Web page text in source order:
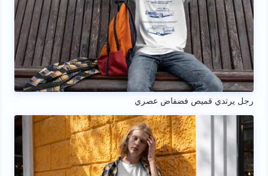
رجل يرتدي قميص فضفاض عصري